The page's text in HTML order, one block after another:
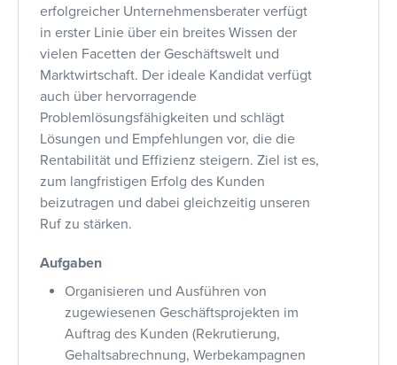
erfolgreicher Unternehmensberater verfügt
in erster Linie über ein breites Wissen der
vielen Facetten der Geschäftswelt und
Marktwirtschaft. Der ideale Kandidat verfügt
auch über hervorragende
Problemlösungsfähigkeiten und schlägt
Lösungen und Empfehlungen vor, die die
Rentabilität und Effizienz steigern. Ziel ist es,
zum langfristigen Erfolg des Kunden
beizutragen und dabei gleichzeitig unseren
Ruf zu stärken.
Aufgaben
Organisieren und Ausführen von
zugewiesenen Geschäftsprojekten im
Auftrag des Kunden (Rekrutierung,
Gehaltsabrechnung, Werbekampagnen